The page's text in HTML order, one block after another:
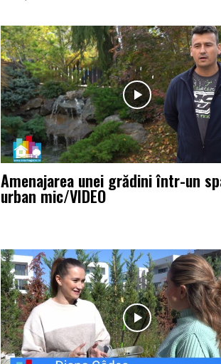
Amenajarea unei grădini într-un
urban mic/VIDEO